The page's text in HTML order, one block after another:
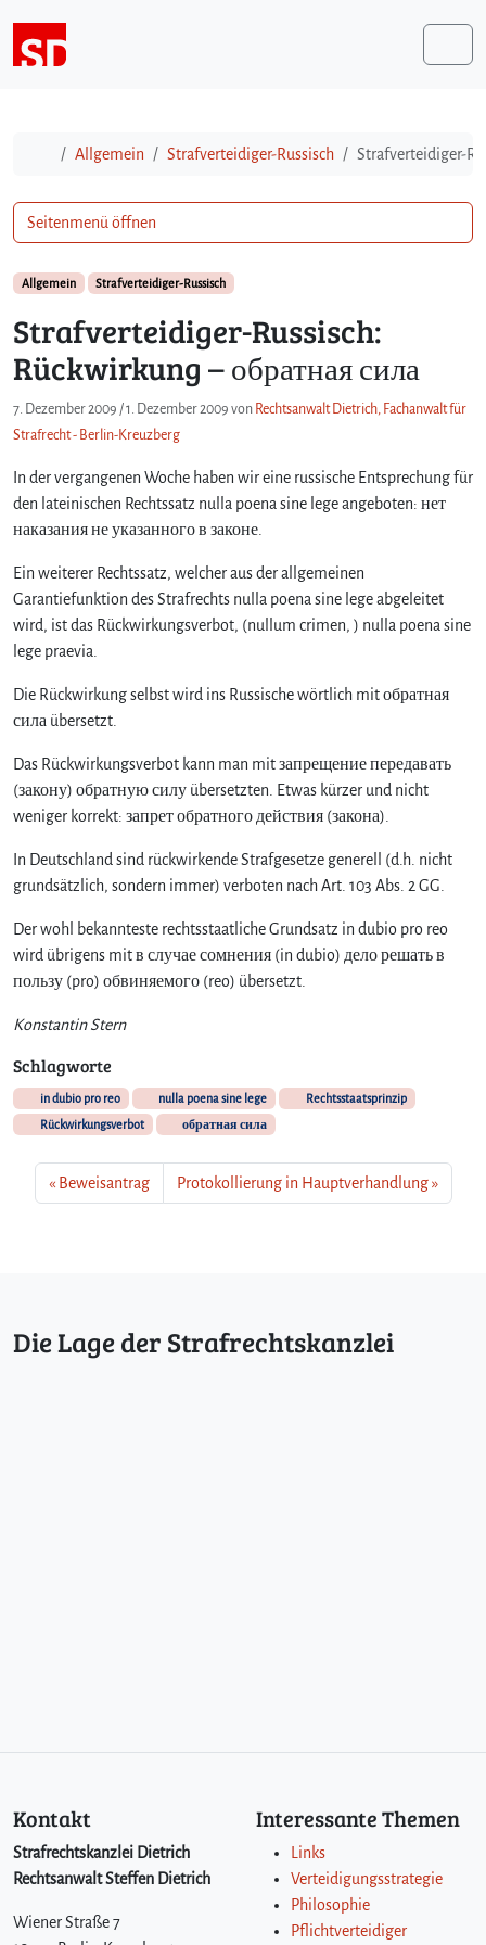
StartAllgemein Strafverteidiger-Russisch Strafverteidiger-
Allgemein Strafverteidiger-Russisch
Strafverteidiger-Russisch:
Rückwirkung – обратная сила
7. Dezember 2009 /1. Dezember 2009 von Rechtsanwalt Dietrich, Fachanwalt für
Strafrecht - Berlin-Kreuzberg
In der vergangenen Woche haben wir eine russische Entsprechung für
den lateinischen Rechtssatz nulla poena sine lege angeboten: нет
наказания не указанного в законе.
Ein weiterer Rechtssatz, welcher aus der allgemeinen
Garantiefunktion des Strafrechts nulla poena sine lege abgeleitet
wird, ist das Rückwirkungsverbot, (nullum crimen, ) nulla poena sine
lege praevia.
Die Rückwirkung selbst wird ins Russische wörtlich mit обратная
сила übersetzt.
Das Rückwirkungsverbot kann man mit запрещение передавать
(закону) обратную силу übersetzten. Etwas kürzer und nicht
weniger korrekt: запрет обратного действия (закона).
In Deutschland sind rückwirkende Strafgesetze generell (d.h. nicht
grundsätzlich, sondern immer) verboten nach Art. 103 Abs. 2 GG.
Der wohl bekannteste rechtsstaatliche Grundsatz in dubio pro reo
wird übrigens mit в случае сомнения (in dubio) дело решать в
пользу (pro) обвиняемого (reo) übersetzt.
Konstantin Stern
Schlagworte
in dubio pro reo nulla poena sine lege
Rechtsstaatsprinzip
Rückwirkungsverbot
обратная сила
Beweisantrag Protokollierung in Hauptverhandlung
Seitenmenü öffnen
Die Lage der Strafrechtskanzlei
Kontakt
Strafrechtskanzlei Dietrich
Rechtsanwalt Steffen Dietrich
Wiener Straße 7
Interessante Themen
Links
Verteidigungsstrategie
Philosophie
Pflichtverteidiger